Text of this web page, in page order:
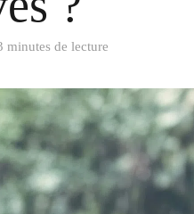
minutes de lecture